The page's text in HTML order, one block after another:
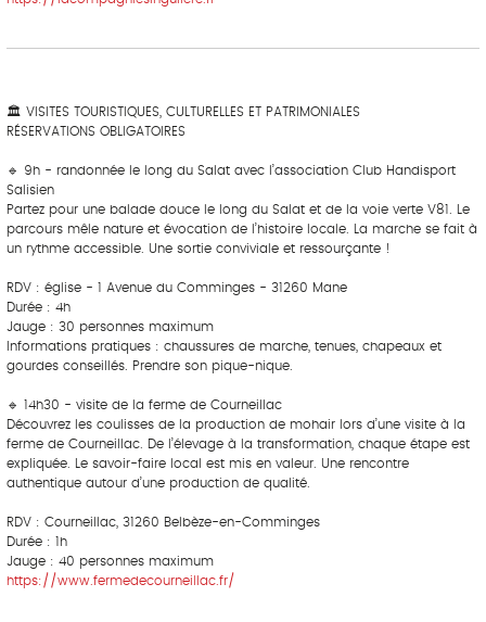
🏛 VISITES TOURISTIQUES, CULTURELLES ET PATRIMONIALES
RÉSERVATIONS OBLIGATOIRES
🔹 9h - randonnée le long du Salat avec l’association Club Handisport
Salisien
Partez pour une balade douce le long du Salat et de la voie verte V81. Le
parcours mêle nature et évocation de l’histoire locale. La marche se fait à
un rythme accessible. Une sortie conviviale et ressourçante !
RDV : église - 1 Avenue du Comminges - 31260 Mane
Durée : 4h
Jauge : 30 personnes maximum
Informations pratiques : chaussures de marche, tenues, chapeaux et
gourdes conseillés. Prendre son pique-nique.
🔹 14h30 - visite de la ferme de Courneillac
Découvrez les coulisses de la production de mohair lors d’une visite à la
ferme de Courneillac. De l’élevage à la transformation, chaque étape est
expliquée. Le savoir-faire local est mis en valeur. Une rencontre
authentique autour d’une production de qualité.
RDV : Courneillac, 31260 Belbèze-en-Comminges
Durée : 1h
Jauge : 40 personnes maximum
https://www.fermedecourneillac.fr/